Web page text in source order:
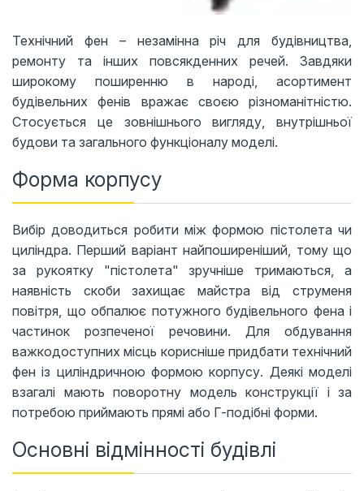
Технічний фен – незамінна річ для будівництва,
ремонту та інших повсякденних речей. Завдяки
широкому поширенню в народі, асортимент
будівельних фенів вражає своєю різноманітністю.
Стосується це зовнішнього вигляду, внутрішньої
будови та загального функціоналу моделі.
Форма корпусу
Вибір доводиться робити між формою пістолета чи
циліндра. Перший варіант найпоширеніший, тому що
за рукоятку "пістолета" зручніше тримаються, а
наявність скоби захищає майстра від струменя
повітря, що обпалює потужного будівельного фена і
частинок розпеченої речовини. Для обдування
важкодоступних місць корисніше придбати технічний
фен із циліндричною формою корпусу. Деякі моделі
взагалі мають поворотну модель конструкції і за
потребою приймають прямі або Г-подібні форми.
Основні відмінності будівлі